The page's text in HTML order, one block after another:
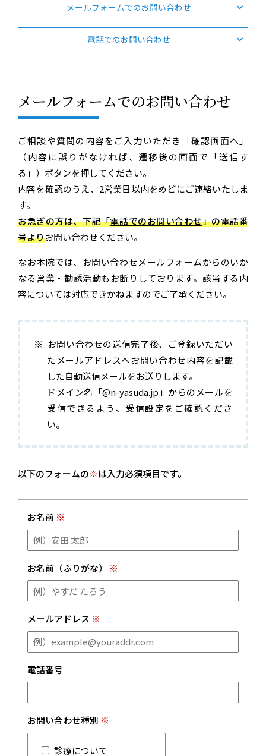
メールフォームでのお問い合わせ
電話でのお問い合わせ
メールフォームでのお問い合わせ
ご相談や質問の内容をご入力いただき「確認画面へ」
（内容に誤りがなければ、遷移後の画面で「送信す
る」）ボタンを押してください。
内容を確認のうえ、2営業日以内をめどにご連絡いたしま
す。
お急ぎの方は、下記「電話でのお問い合わせ」の電話番
号よりお問い合わせください。
なお本院では、お問い合わせメールフォームからのいか
なる営業・勧誘活動もお断りしております。該当する内
容については対応できかねますのでご了承ください。
お問い合わせの送信完了後、ご登録いただい
たメールアドレスへお問い合わせ内容を記載
した自動送信メールをお送りします。
ドメイン名「@n-yasuda.jp」からのメールを
受信できるよう、受信設定をご確認くださ
い。
以下のフォームの※は入力必須項目です。
お名前 ※
お名前（ふりがな） ※
メールアドレス ※
電話番号
お問い合わせ種別 ※
診療について